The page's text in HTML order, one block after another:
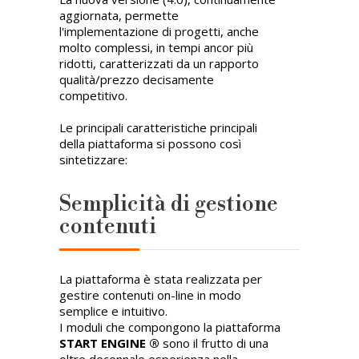
aggiornata, permette
l'implementazione di progetti, anche
molto complessi, in tempi ancor più
ridotti, caratterizzati da un rapporto
qualità/prezzo decisamente
competitivo.
Le principali caratteristiche principali
della piattaforma si possono così
sintetizzare:
Semplicità di gestione
contenuti
La piattaforma è stata realizzata per
gestire contenuti on-line in modo
semplice e intuitivo.
I moduli che compongono la piattaforma
START ENGINE ® sono il frutto di una